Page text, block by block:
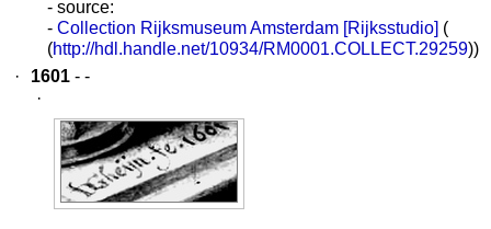
- source:
- Collection Rijksmuseum Amsterdam [Rijksstudio] (
(http://hdl.handle.net/10934/RM0001.COLLECT.29259))
·
1601 - -
·